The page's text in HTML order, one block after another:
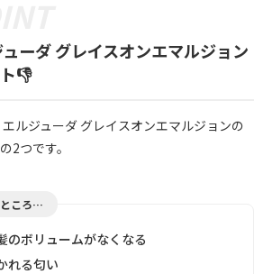
ーダ グレイスオンエマルジョン
👎
ルジューダ グレイスオンエマルジョンの
2つです。
ころ…
ボリュームがなくなる
れる匂い